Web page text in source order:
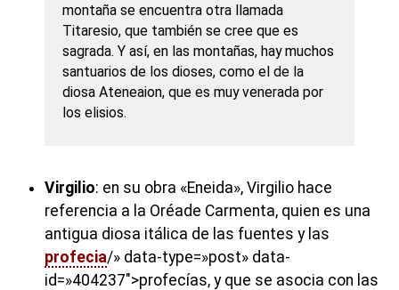
montaña se encuentra otra llamada
Titaresio, que también se cree que es
sagrada. Y así, en las montañas, hay muchos
santuarios de los dioses, como el de la
diosa Ateneaion, que es muy venerada por
los elisios.
Virgilio: en su obra «Eneida», Virgilio hace
referencia a la Oréade Carmenta, quien es una
antigua diosa itálica de las fuentes y las
profecia/» data-type=»post» data-
id=»404237″>profecías, y que se asocia con las